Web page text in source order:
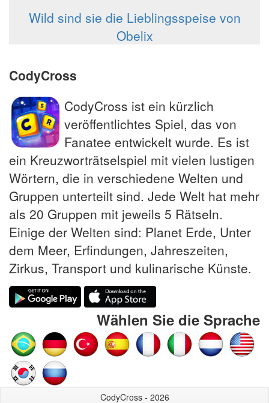
Wild sind sie die Lieblingsspeise von
Obelix
CodyCross
CodyCross ist ein kürzlich
veröffentlichtes Spiel, das von
Fanatee entwickelt wurde. Es ist
ein Kreuzworträtselspiel mit vielen lustigen
Wörtern, die in verschiedene Welten und
Gruppen unterteilt sind. Jede Welt hat mehr
als 20 Gruppen mit jeweils 5 Rätseln.
Einige der Welten sind: Planet Erde, Unter
dem Meer, Erfindungen, Jahreszeiten,
Zirkus, Transport und kulinarische Künste.
Wählen Sie die Sprache
CodyCross - 2026